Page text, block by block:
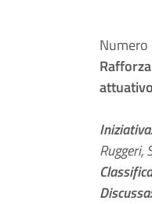
Iniziativa:
Ruggeri,
Discussa: